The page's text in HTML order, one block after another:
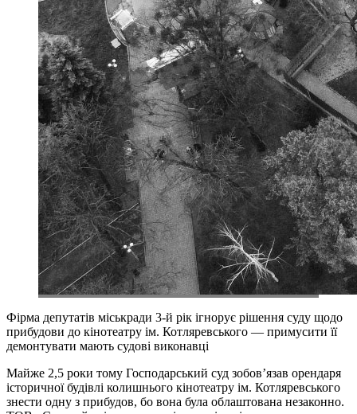
Фірма депутатів міськради 3-й рік ігнорує рішення суду щодо
прибудови до кінотеатру ім. Котляревського — примусити її
демонтувати мають судові виконавці
Майже 2,5 роки тому Господарський суд зобов’язав орендаря
історичної будівлі колишнього кінотеатру ім. Котляревського
знести одну з прибудов, бо вона була облаштована незаконно.